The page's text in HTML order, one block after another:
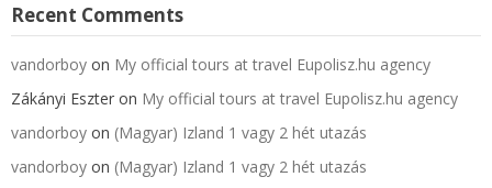
Recent Comments
vandorboy on My official tours at travel Eupolisz.hu agency
Zákányi Eszter on My official tours at travel Eupolisz.hu agency
vandorboy on (Magyar) Izland 1 vagy 2 hét utazás
vandorboy on (Magyar) Izland 1 vagy 2 hét utazás